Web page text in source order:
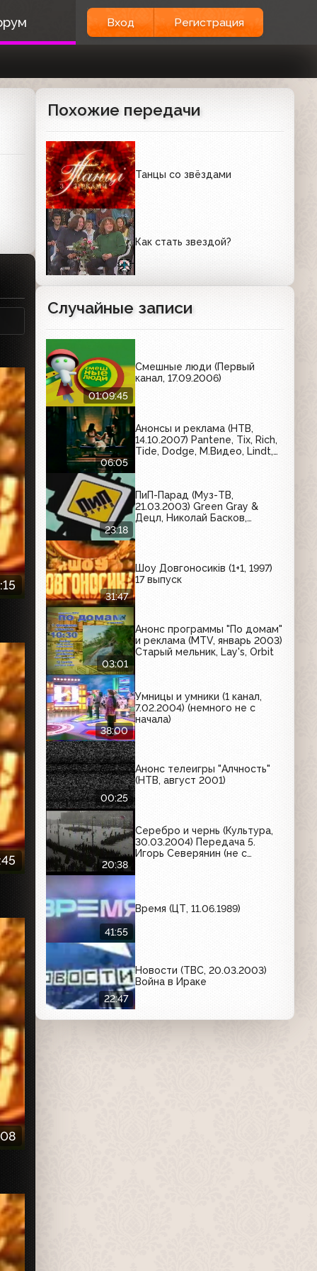
Вход Регистрация
Похожие передачи
Танцы со звёздами
Как стать звездой?
Случайные записи
01:09:45
Смешные люди (Первый
канал, 17.09.2006)
06:05
Анонсы и реклама (НТВ,
14.10.2007) Pantene, Tix, Rich,
Tide, Dodge, М.Видео, Lindt,
23:18
ПиП-Парад (Муз-ТВ,
21.03.2003) Green Gray &
Децл, Николай Басков,
31:47
Шоу Довгоносиків (1+1, 1997)
17 выпуск
03:01
Анонс программы "По домам"
и реклама (MTV, январь 2003)
Старый мельник, Lay's, Orbit
38:00
Умницы и умники (1 канал,
7.02.2004) (немного не с
начала)
00:25
Анонс телеигры "Алчность"
(НТВ, август 2001)
20:38
Серебро и чернь (Культура,
30.03.2004) Передача 5.
Игорь Северянин (не с
41:55
Время (ЦТ, 11.06.1989)
22:47
Новости (ТВС, 20.03.2003)
Война в Ираке